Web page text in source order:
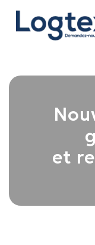
et
Panneau de